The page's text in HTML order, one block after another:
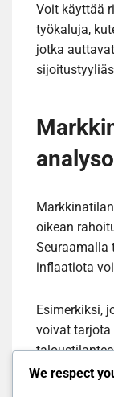
Voit käyttää
työkaluja,
jotka
oikean
Seuraamalla
inflaatiota
Esimerkiksi,
voivat tarjota
turvallisempi
We respect